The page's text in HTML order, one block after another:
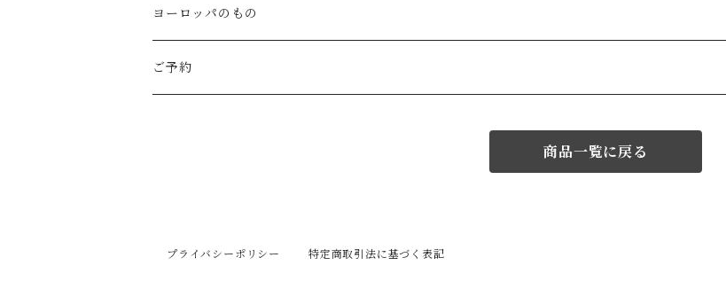
ROBE de PEAU
LABORATORY
icura(木工）
でく工房(ガラス)
南部鉄器(岩手)
佐渡の釜敷(新潟)
kitona(木製ﾌﾞﾛｰﾁ)
edge(革ﾌﾞﾛｰﾁ)
グラスウェア
Kronjyden/B&G
白樺の雑貨
白樺のオーナメント
ヨーロッパのもの
スウェーデン
ご予約
商品一覧に戻る
プライバシーポリシー 特定商取引法に基づく表記